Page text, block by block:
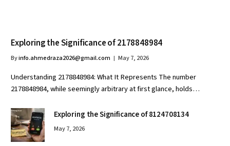
Exploring the Significance of 2178848984
Byinfo.ahmedraza2026@gmail.com May 7, 2026
Understanding 2178848984: What It Represents The number
2178848984, while seemingly arbitrary at first glance, holds…
Exploring the Significance of 8124708134
May 7, 2026